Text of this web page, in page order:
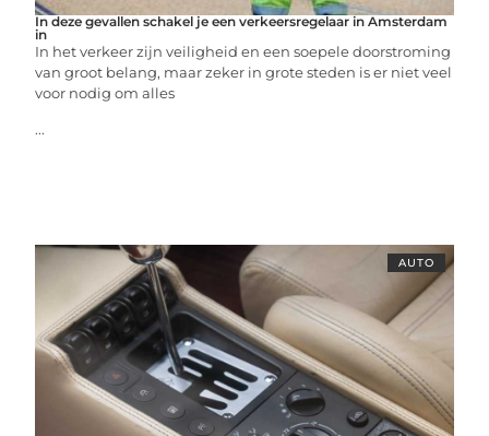
In deze gevallen schakel je een verkeersregelaar in Amsterdam
in
In het verkeer zijn veiligheid en een soepele doorstroming
van groot belang, maar zeker in grote steden is er niet veel
voor nodig om alles
...
AUTO